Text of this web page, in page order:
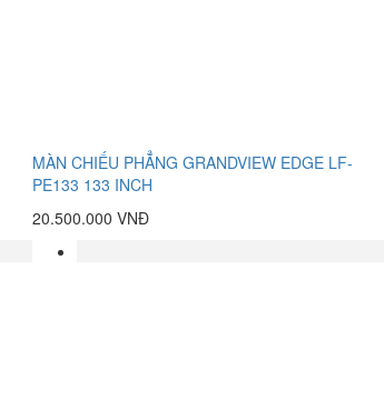
MÀN CHIẾU PHẲNG GRANDVIEW EDGE LF-
PE133 133 INCH
20.500.000 VNĐ